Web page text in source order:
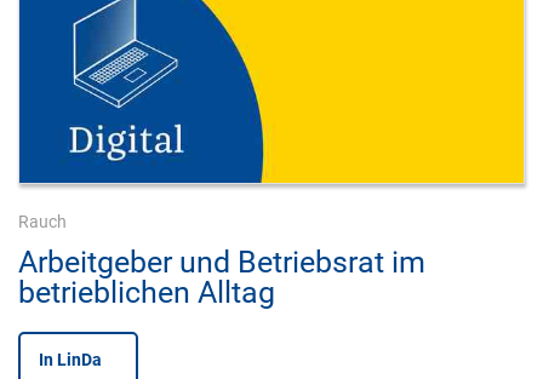
Rauch
Arbeitgeber und Betriebsrat im
betrieblichen Alltag
In LinDa